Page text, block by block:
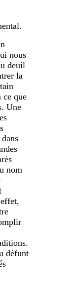
nous
deuil
la
ce que
Une
nom
défunt